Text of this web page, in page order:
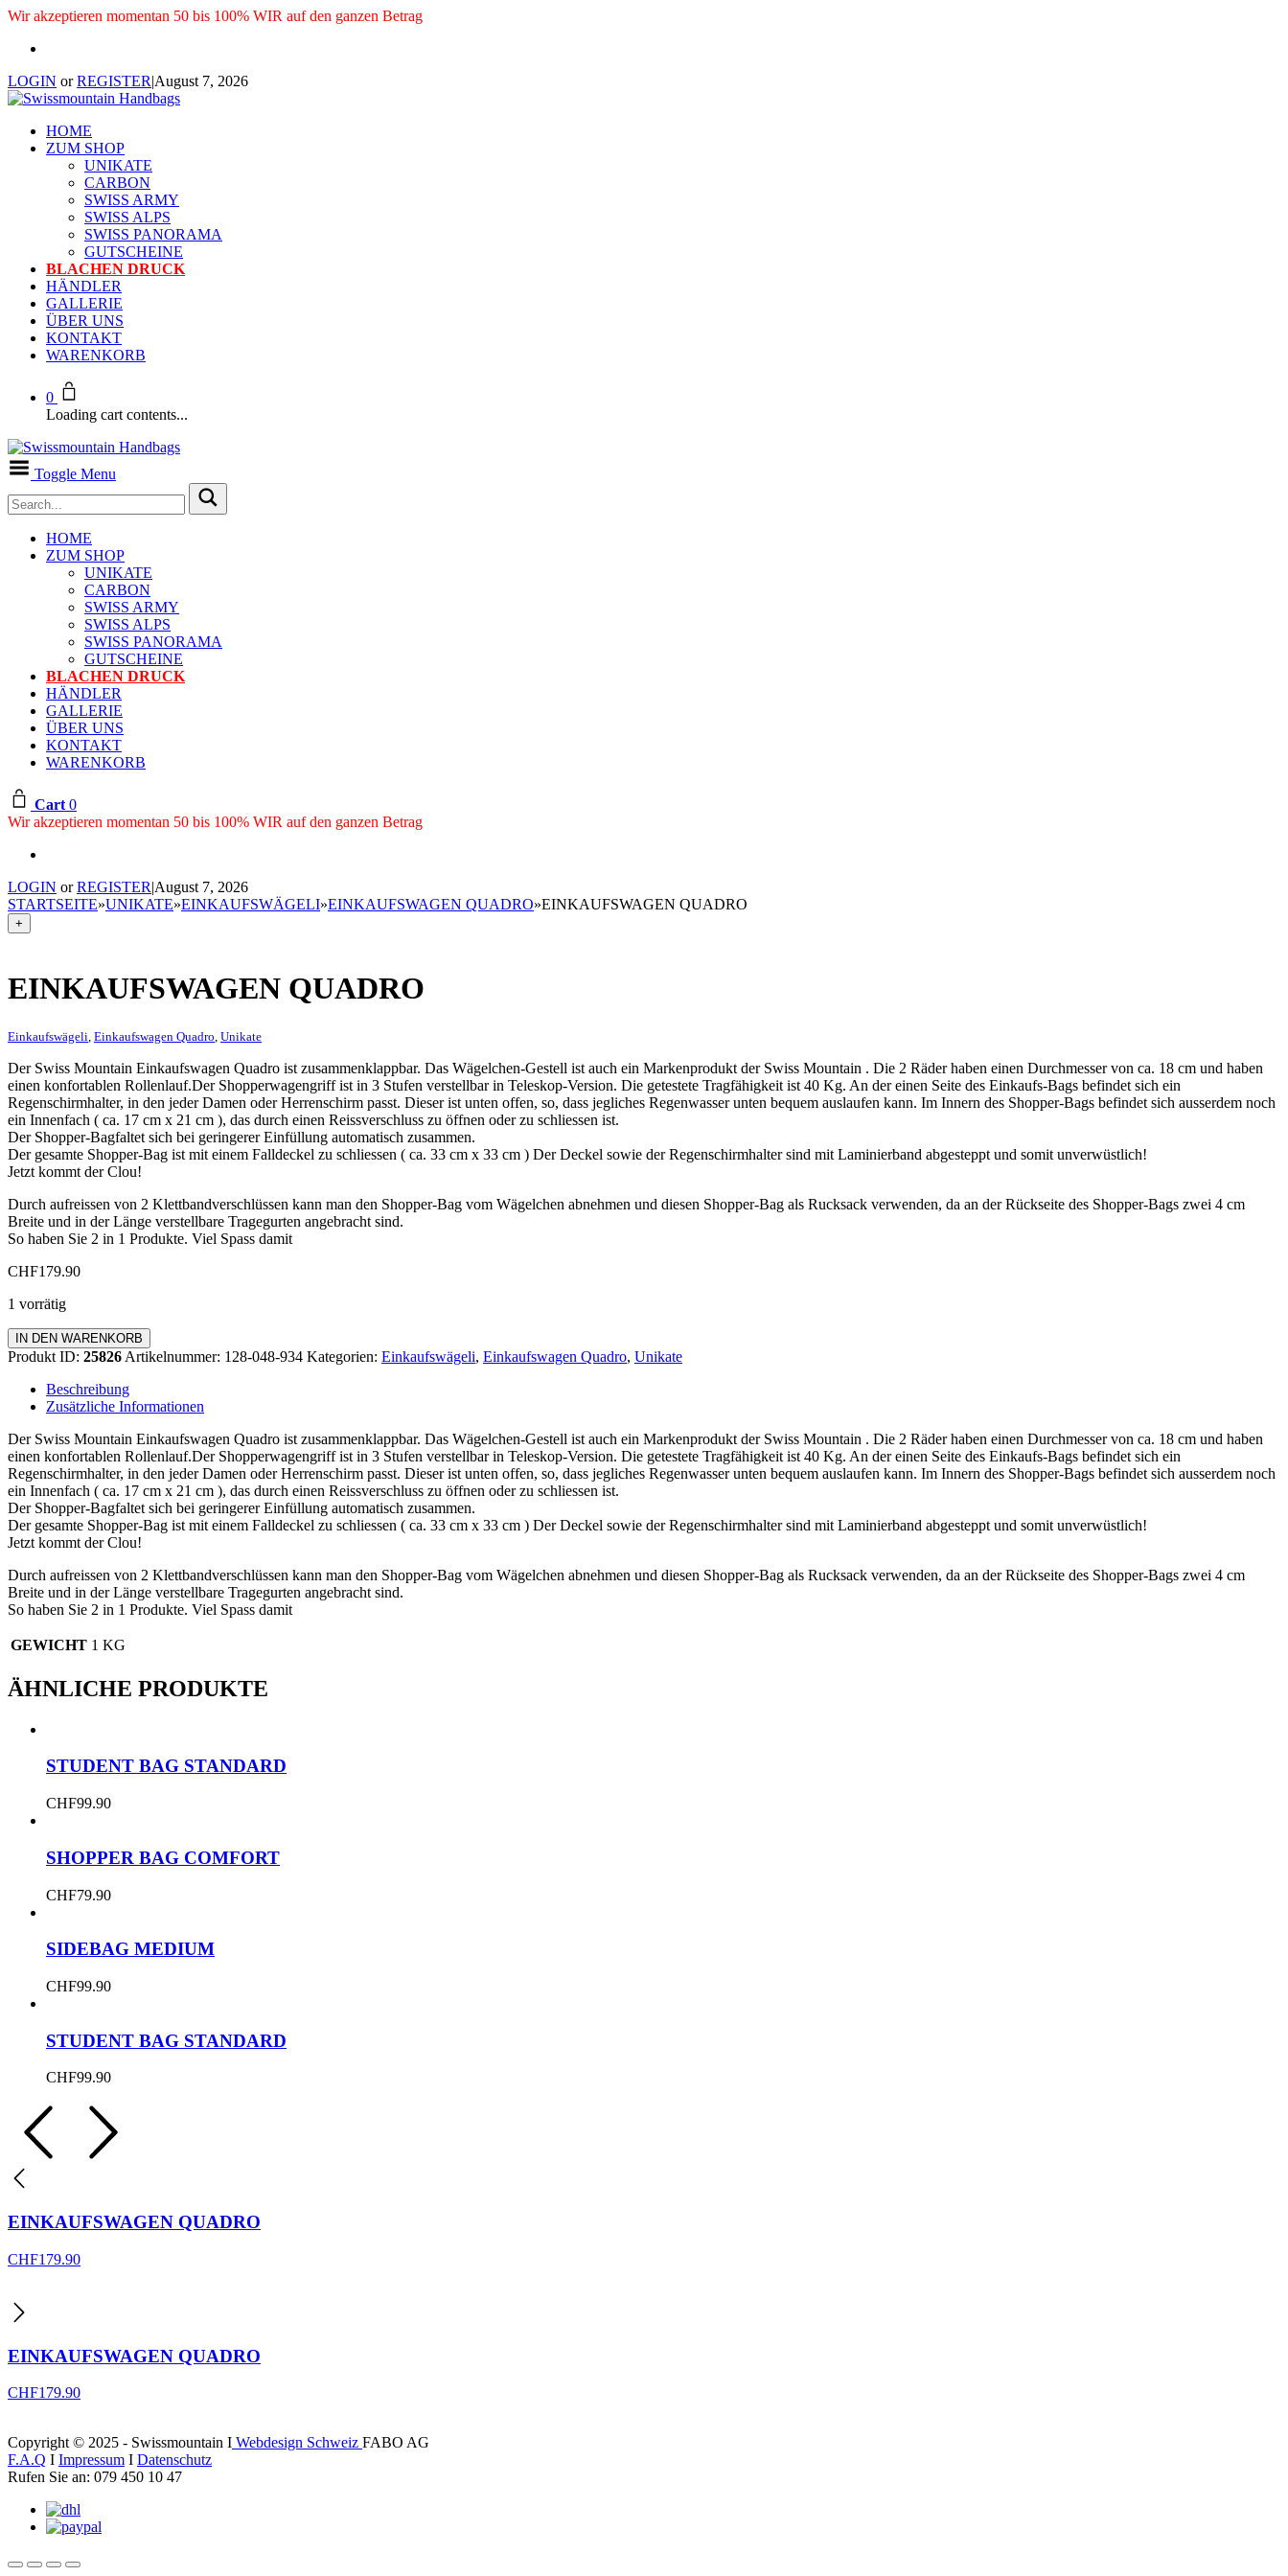
Wir akzeptieren momentan 50 bis 100% WIR auf den ganzen Betrag
LOGIN orREGISTER|August 7, 2026
HOME
ZUM SHOP
UNIKATE
CARBON
SWISS ARMY
SWISS ALPS
SWISS PANORAMA
GUTSCHEINE
BLACHEN DRUCK
HÄNDLER
GALLERIE
ÜBER UNS
KONTAKT
WARENKORB
0
Loading cart contents...
Toggle Menu
HOME
ZUM SHOP
UNIKATE
CARBON
SWISS ARMY
SWISS ALPS
SWISS PANORAMA
GUTSCHEINE
BLACHEN DRUCK
HÄNDLER
GALLERIE
ÜBER UNS
KONTAKT
WARENKORB
Cart 0
Wir akzeptieren momentan 50 bis 100% WIR auf den ganzen Betrag
LOGIN orREGISTER|August 7, 2026
STARTSEITE»UNIKATE»EINKAUFSWÄGELI»EINKAUFSWAGEN QUADRO»EINKAUFSWAGEN QUADRO
+
EINKAUFSWAGEN QUADRO
Einkaufswägeli Einkaufswagen Quadro Unikate
Der Swiss Mountain Einkaufswagen Quadro ist zusammenklappbar. Das Wägelchen-Gestell ist auch ein Markenprodukt der Swiss Mountain . Die 2 Räder haben einen Durchmesser von ca. 18 cm und haben
einen konfortablen Rollenlauf.Der Shopperwagengriff ist in 3 Stufen verstellbar in Teleskop-Version. Die getestete Tragfähigkeit ist 40 Kg. An der einen Seite des Einkaufs-Bags befindet sich ein
Regenschirmhalter, in den jeder Damen oder Herrenschirm passt. Dieser ist unten offen, so, dass jegliches Regenwasser unten bequem auslaufen kann. Im Innern des Shopper-Bags befindet sich ausserdem noch
ein Innenfach ( ca. 17 cm x 21 cm ), das durch einen Reissverschluss zu öffnen oder zu schliessen ist.
Der Shopper-Bagfaltet sich bei geringerer Einfüllung automatisch zusammen.
Der gesamte Shopper-Bag ist mit einem Falldeckel zu schliessen ( ca. 33 cm x 33 cm ) Der Deckel sowie der Regenschirmhalter sind mit Laminierband abgesteppt und somit unverwüstlich!
Jetzt kommt der Clou!
Durch aufreissen von 2 Klettbandverschlüssen kann man den Shopper-Bag vom Wägelchen abnehmen und diesen Shopper-Bag als Rucksack verwenden, da an der Rückseite des Shopper-Bags zwei 4 cm
Breite und in der Länge verstellbare Tragegurten angebracht sind.
So haben Sie 2 in 1 Produkte. Viel Spass damit
CHF179.90
1 vorrätig
Einkaufswagen
Quadro
IN DEN WARENKORB
Produkt ID: 25826 Artikelnummer: 128-048-934 Kategorien: Einkaufswägeli, Einkaufswagen Quadro, Unikate
Beschreibung
Zusätzliche Informationen
Der Swiss Mountain Einkaufswagen Quadro ist zusammenklappbar. Das Wägelchen-Gestell ist auch ein Markenprodukt der Swiss Mountain . Die 2 Räder haben einen Durchmesser von ca. 18 cm und haben
einen konfortablen Rollenlauf.Der Shopperwagengriff ist in 3 Stufen verstellbar in Teleskop-Version. Die getestete Tragfähigkeit ist 40 Kg. An der einen Seite des Einkaufs-Bags befindet sich ein
Regenschirmhalter, in den jeder Damen oder Herrenschirm passt. Dieser ist unten offen, so, dass jegliches Regenwasser unten bequem auslaufen kann. Im Innern des Shopper-Bags befindet sich ausserdem noch
ein Innenfach ( ca. 17 cm x 21 cm ), das durch einen Reissverschluss zu öffnen oder zu schliessen ist.
Der Shopper-Bagfaltet sich bei geringerer Einfüllung automatisch zusammen.
Der gesamte Shopper-Bag ist mit einem Falldeckel zu schliessen ( ca. 33 cm x 33 cm ) Der Deckel sowie der Regenschirmhalter sind mit Laminierband abgesteppt und somit unverwüstlich!
Jetzt kommt der Clou!
Durch aufreissen von 2 Klettbandverschlüssen kann man den Shopper-Bag vom Wägelchen abnehmen und diesen Shopper-Bag als Rucksack verwenden, da an der Rückseite des Shopper-Bags zwei 4 cm
Breite und in der Länge verstellbare Tragegurten angebracht sind.
So haben Sie 2 in 1 Produkte. Viel Spass damit
GEWICHT 1 KG
ÄHNLICHE PRODUKTE
STUDENT BAG STANDARD
CHF99.90
SHOPPER BAG COMFORT
CHF79.90
SIDEBAG MEDIUM
CHF99.90
STUDENT BAG STANDARD
CHF99.90
EINKAUFSWAGEN QUADRO
CHF179.90
EINKAUFSWAGEN QUADRO
CHF179.90
Copyright © 2025 - Swissmountain I Webdesign Schweiz FABO AG
F.A.Q I Impressum I Datenschutz
Rufen Sie an: 079 450 10 47